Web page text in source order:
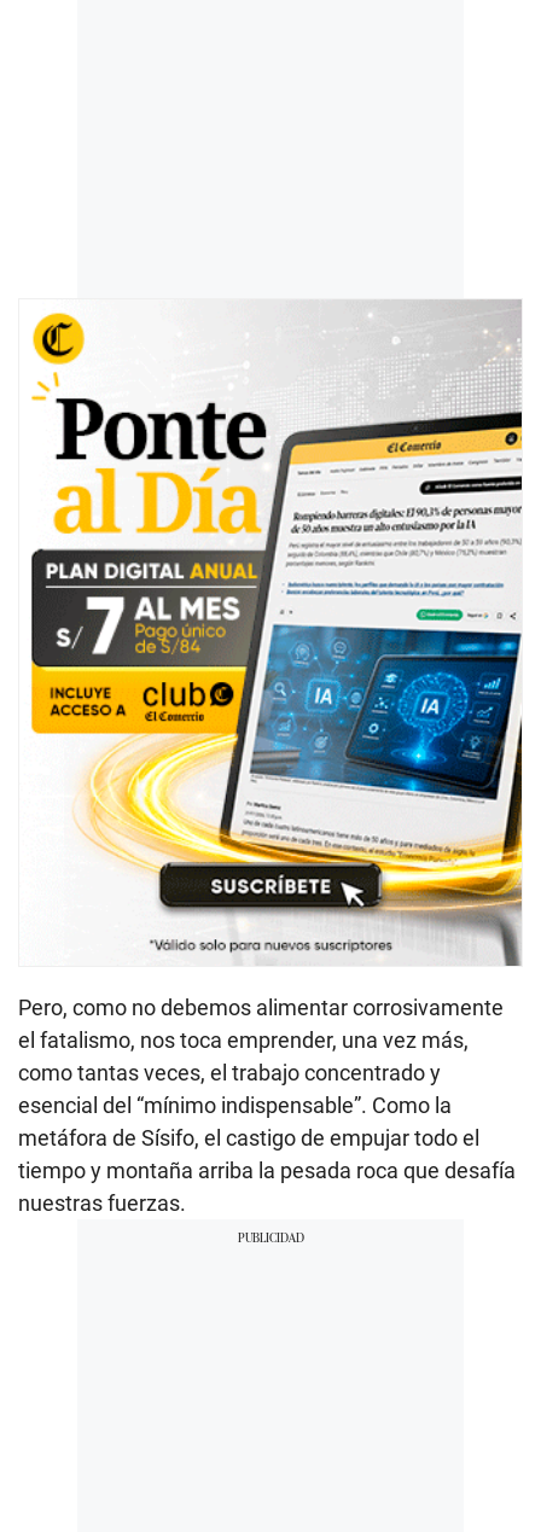
Pero, como no debemos alimentar corrosivamente
el fatalismo, nos toca emprender, una vez más,
como tantas veces, el trabajo concentrado y
esencial del “mínimo indispensable”. Como la
metáfora de Sísifo, el castigo de empujar todo el
tiempo y montaña arriba la pesada roca que desafía
nuestras fuerzas.